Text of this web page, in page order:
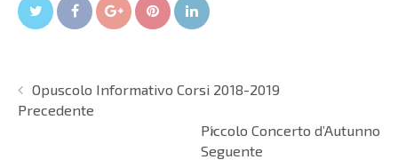
TwitterFacebookGoogle+Pin It
Opuscolo Informativo Corsi 2018-2019
Precedente
Piccolo Concerto d’Autunno
Seguente